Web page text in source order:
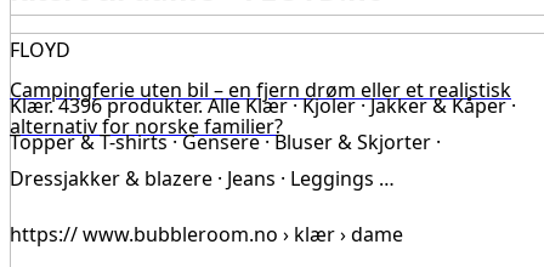
Campingferie uten bil – en fjern drøm eller et realistisk
alternativ for norske familier?
FLOYD
Klær. 4396 produkter. Alle Klær · Kjoler · Jakker & Kåper ·
Topper & T-shirts · Gensere · Bluser & Skjorter ·
Dressjakker & blazere · Jeans · Leggings …
https:// www.bubbleroom.no › klær › dame